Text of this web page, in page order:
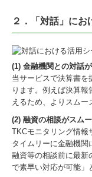
２．「対話」にお
(1) 金融機関との対話
当サービスで決算書を
ります。例えば決算
えるため、よりスムー
(2) 融資の相談がスム
TKCモニタリング情報
タイムリーに金融機関
融資等の相談前に最新
で素早い対応が可能」